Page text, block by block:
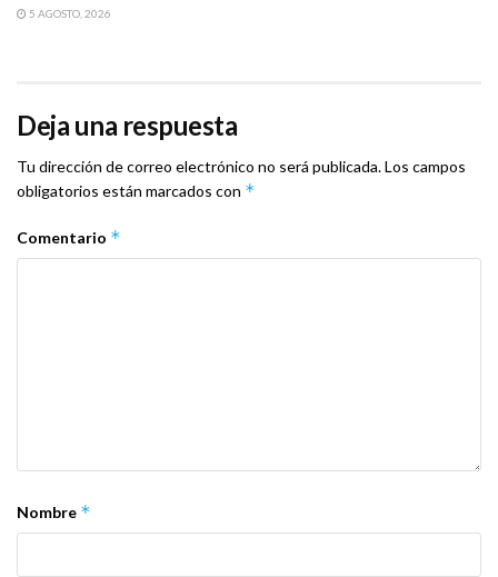
5 AGOSTO, 2026
Deja una respuesta
Tu dirección de correo electrónico no será publicada.Los campos
obligatorios están marcados con *
Comentario *
Nombre *